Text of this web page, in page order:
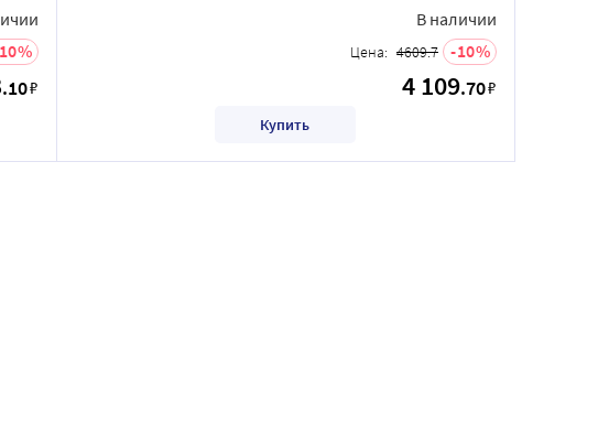
10
.10₽
В наличии
Цена: 4609.7 10
4 109.70₽
Купить